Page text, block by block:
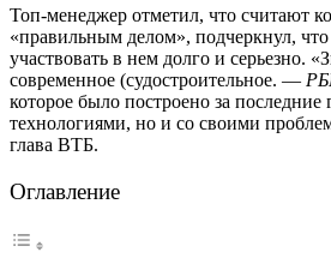
Топ-менеджер отметил, что считают
«правильным делом», подчеркнул,
участвовать в нем долго и серьезно.
современное (судостроительное. —
которое было построено за
технологиями, но и со своими
глава ВТБ.
Оглавление